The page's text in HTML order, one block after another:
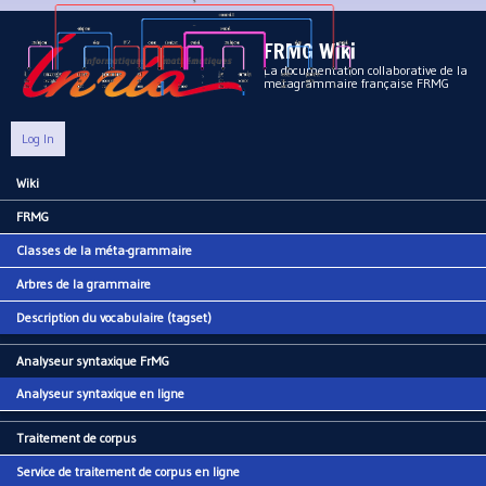
Aller au contenu principal
FRMG Wiki
La documentation collaborative de la
metagrammaire française FRMG
Log In
Main menu
Wiki
FRMG
Classes de la méta-grammaire
Arbres de la grammaire
Description du vocabulaire (tagset)
Analyseur syntaxique FrMG
Analyseur syntaxique en ligne
Traitement de corpus
Service de traitement de corpus en ligne